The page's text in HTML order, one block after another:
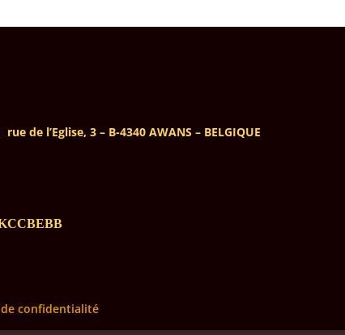
rue de l’Eglise, 3 – B-4340 AWANS – BELGIQUE
confidentialité